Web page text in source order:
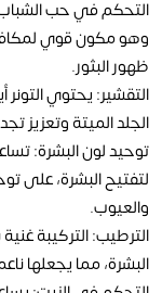
التحكم في حب
وهو مكون قوي
ظهور البثور.
التقشير: يحتوي
الجلد الميتة وتعزيز
توحيد لون البشرة:
لتفتيح البشرة، على
والعيوب.
البشرة، مما يجعلها